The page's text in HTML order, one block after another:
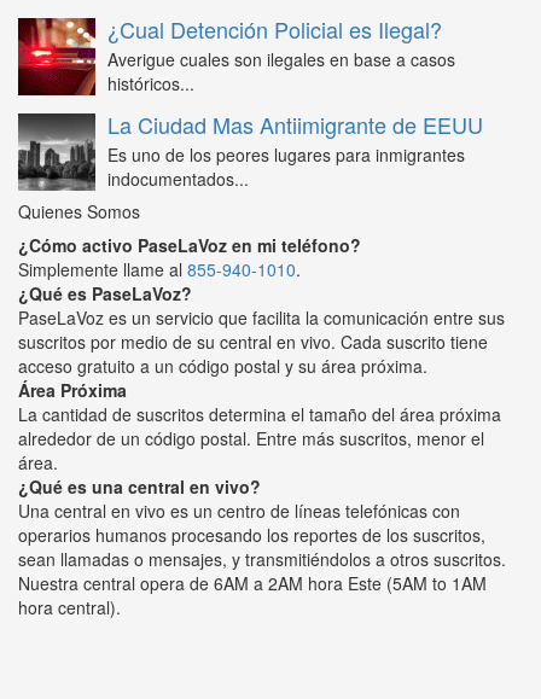
¿Cual Detención Policial es Ilegal?
Averigue cuales son ilegales en base a casos
históricos...
La Ciudad Mas Antiimigrante de EEUU
Es uno de los peores lugares para inmigrantes
indocumentados...
Quienes Somos
¿Cómo activo PaseLaVoz en mi teléfono?
Simplemente llame al 855-940-1010.
¿Qué es PaseLaVoz?
PaseLaVoz es un servicio que facilita la comunicación entre sus
suscritos por medio de su central en vivo. Cada suscrito tiene
acceso gratuito a un código postal y su área próxima.
Área Próxima
La cantidad de suscritos determina el tamaño del área próxima
alrededor de un código postal. Entre más suscritos, menor el
área.
¿Qué es una central en vivo?
Una central en vivo es un centro de líneas telefónicas con
operarios humanos procesando los reportes de los suscritos,
sean llamadas o mensajes, y transmitiéndolos a otros suscritos.
Nuestra central opera de 6AM a 2AM hora Este (5AM to 1AM
hora central).